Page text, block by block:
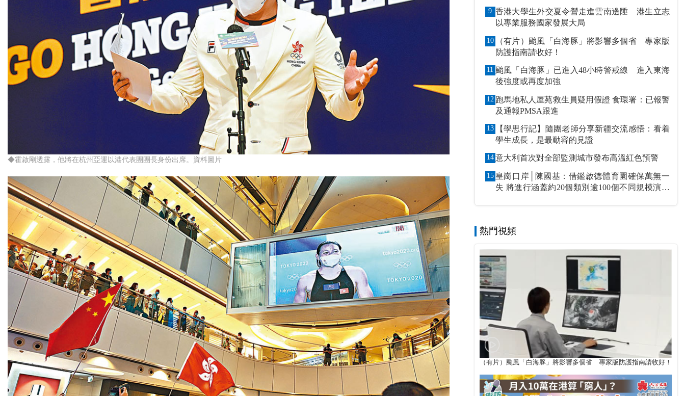
◆霍啟剛透露，他將在杭州亞運以港代表團團長身份出席。資料圖片
9 香港大學生外交夏令營走進雲南邊陲 港生立志
以專業服務國家發展大局
10
（有片）颱風「白海豚」將影響多個省 專家版
防護指南請收好！
11 颱風「白海豚」已進入48小時警戒線 進入東海
後強度或再度加強
12 跑馬地私人屋苑救生員疑用假證 食環署：已報警
及通報PMSA跟進
13
【學思行記】隨團老師分享新疆交流感悟：看着
學生成長，是最動容的見證
14 意大利首次對全部監測城市發布高溫紅色預警
15 皇崗口岸│陳國基：借鑑啟德體育園確保萬無一
失 將進行涵蓋約20個類別逾100個不同規模演練
熱門視頻
（有片）颱風「白海豚」將影響多個省 專家版防護指南請收好！